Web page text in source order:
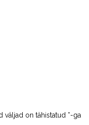
väljad on tähistatud *-ga